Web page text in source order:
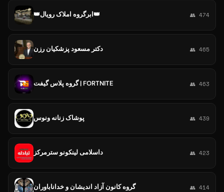
👑ابرگروه املاک رویال👑 👥 474
دکتر مسعود پزشکیان رزن 👥 465
گروه پلاس گیفت | FORTNITE 👥 463
پوشاک زنانه ونوس 👥 439
داسلامی لینکونو سترمرکز 👥 423
گروه کانون آزاد اندیشان و خداناباوران 👥 414